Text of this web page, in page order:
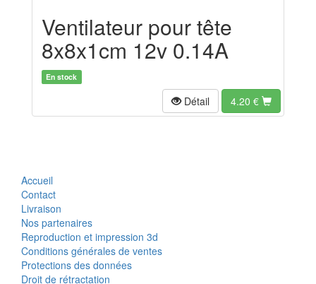
Ventilateur pour tête
8x8x1cm 12v 0.14A
En stock
Détail 4.20 €
Accueil
Contact
Livraison
Nos partenaires
Reproduction et impression 3d
Conditions générales de ventes
Protections des données
Droit de rétractation